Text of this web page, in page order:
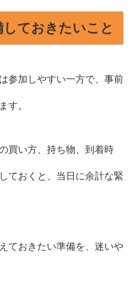
ておきたいこと
参加しやすい一方で、事前
す。
買い方、持ち物、到着時
ておくと、当日に余計な緊
ておきたい準備を、迷いや